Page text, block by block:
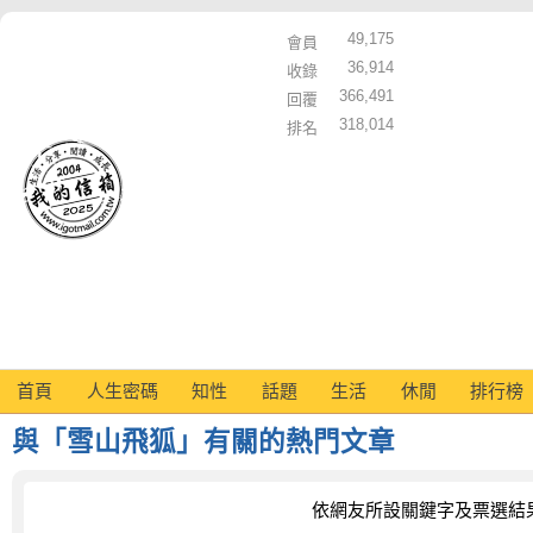
會員
49,175
收錄
36,914
回覆
366,491
排名
318,014
首頁 人生密碼 知性 話題 生活 休閒 排行榜
與「雪山飛狐」有關的熱門文章
依網友所設關鍵字及票選結